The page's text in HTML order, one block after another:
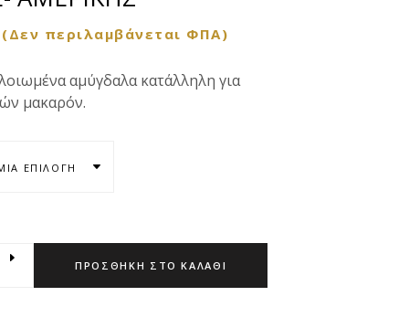
(Δεν περιλαμβάνεται ΦΠΑ)
αμύγδαλα κατάλληλη για
μακαρόν.
ΕΠΙΛΟΓΉ
ΠΡΟΣΘΉΚΗ ΣΤΟ ΚΑΛΆΘΙ